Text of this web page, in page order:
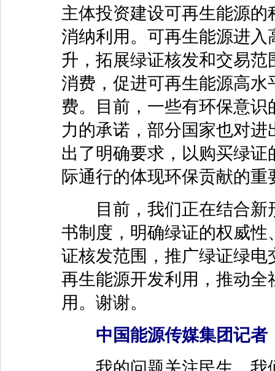
主体投资建设可再生能源
消纳利用。可再生能源进
升，拓展绿证核发和交易
消费，促进可再生能源高
费。目前，一些有环保意
力的承诺，部分国家也对
出了明确要求，以购买绿
际通行的体现环保贡献的重
目前，我们正在结合新
书制度，明确绿证的权威
证核发范围，推广绿证绿
再生能源开发利用，推动
用。谢谢。
中国能源传媒集团记者